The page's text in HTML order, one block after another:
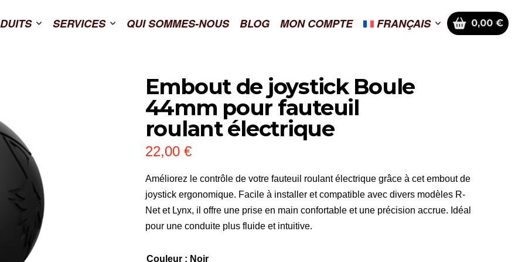
SERVICES QUI SOMMES-NOUS BLOG MON COMPTE FRANÇAIS 0,00 €
Embout de joystick Boule
44mm pour fauteuil
roulant électrique
22,00 €
Améliorez le contrôle de votre fauteuil roulant électrique grâce à cet embout de
joystick ergonomique. Facile à installer et compatible avec divers modèles R-
Net et Lynx, il offre une prise en main confortable et une précision accrue. Idéal
pour une conduite plus fluide et intuitive.
Couleur : Noir